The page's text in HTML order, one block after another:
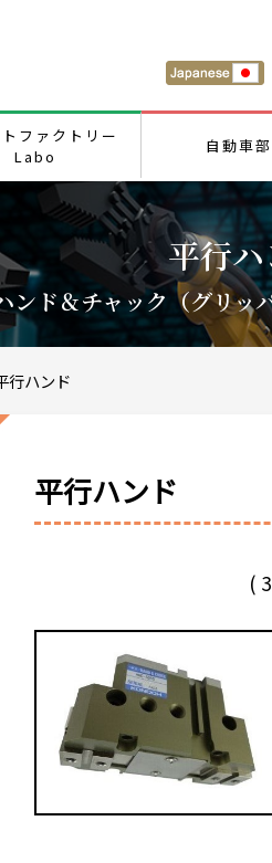
ファクトリー
Labo
自動車
平行
ンド＆チャック（グリッ
行ハンド
平行ハンド
(